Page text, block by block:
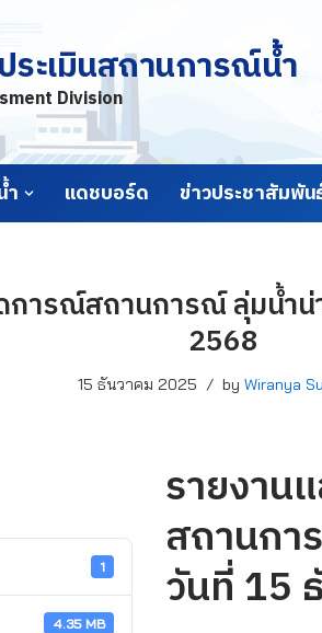
ระเมินสถานการณ์น้ำ
Division
ำ แดชบอร์ด ข่าวประชาสัมพัน
การณ์สถานการณ์ ลุ่มน้ำน่
2568
15 ธันวาคม 2025 by Wiranya
1
4.35 MB
รายงาน
สถานกา
วันที่ 15